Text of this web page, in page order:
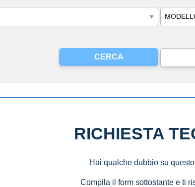
Modello
RICHIESTA
Hai qualche dubbio su
Compila il form sottostante e ti